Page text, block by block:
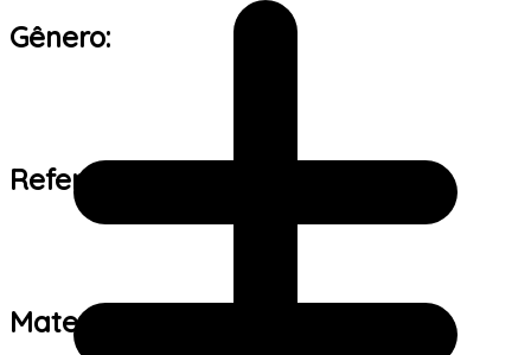
Gênero:
Referência de tamanho:
Material: